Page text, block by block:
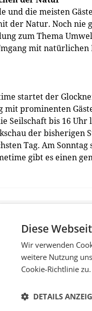
und die meisten
der Natur. Noch
zum Thema
mit
startet der
prominenten
Seilschaft bis 16
der bisherigen
Tag. Am
gibt es einen
Diese
Wir verwenden
weitere Nutzung
Cookie-Richtlinie zu.
DETAILS